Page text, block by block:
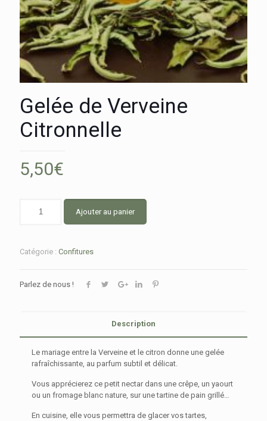
Gelée de Verveine
Citronnelle
5,50€
Ajouter au panier
Catégorie : Confitures
Parlez de nous !
Description
Le mariage entre la Verveine et le citron donne une gelée
rafraîchissante, au parfum subtil et délicat.
Vous apprécierez ce petit nectar dans une crêpe, un yaourt
ou un fromage blanc nature, sur une tartine de pain grillé…
En cuisine, elle vous permettra de glacer vos tartes,